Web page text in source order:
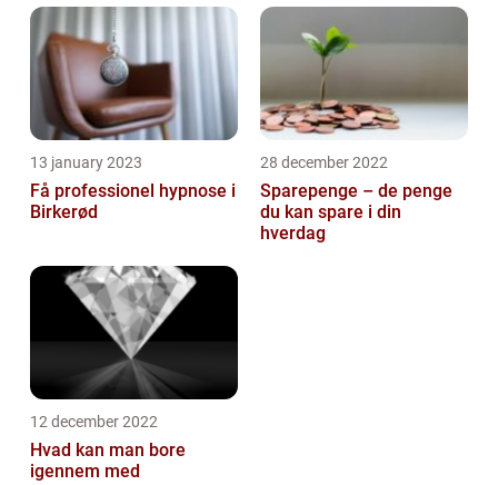
13 january 2023
Få professionel hypnose i
Birkerød
28 december 2022
Sparepenge – de penge
du kan spare i din
hverdag
12 december 2022
Hvad kan man bore
igennem med